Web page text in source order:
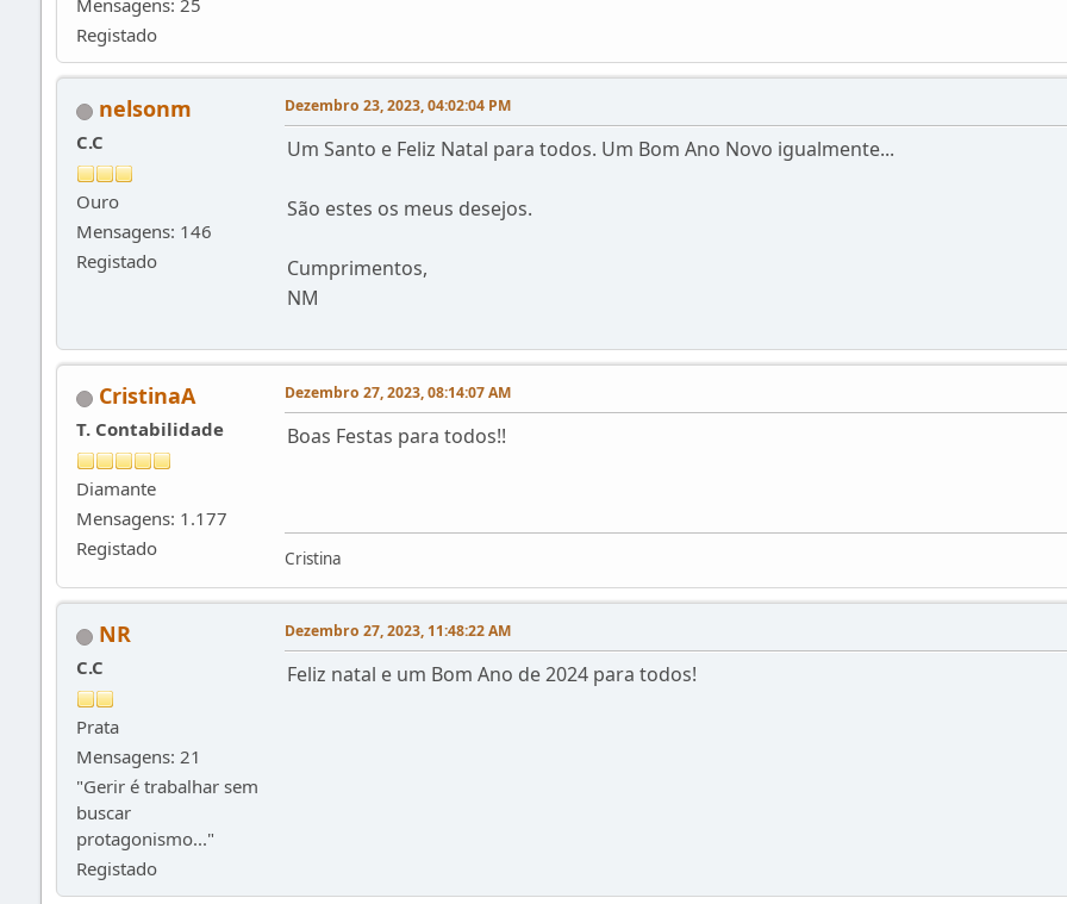
Mensagens: 25
Registado
nelsonm
C.C
Ouro
Mensagens: 146
Registado
Dezembro 23, 2023, 04:02:04 PM
Um Santo e Feliz Natal para todos. Um Bom Ano Novo igualmente...
São estes os meus desejos.
Cumprimentos,
NM
CristinaA
T. Contabilidade
Diamante
Mensagens: 1.177
Registado
Dezembro 27, 2023, 08:14:07 AM
Boas Festas para todos!!
Cristina
NR
C.C
Prata
Mensagens: 21
"Gerir é trabalhar sem
buscar
protagonismo..."
Registado
Dezembro 27, 2023, 11:48:22 AM
Feliz natal e um Bom Ano de 2024 para todos!